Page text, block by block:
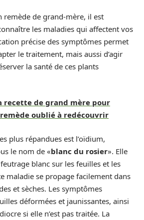
remède de grand-mère, il est
les maladies qui affectent vos
précise des symptômes permet
le traitement, mais aussi d’agir
la santé de ces plants
recette de grand mère pour
oublié à redécouvrir
plus répandues est l’oïdium,
le nom de «blanc du rosier». Elle
blanc sur les feuilles et les
maladie se propage facilement dans
et sèches. Les symptômes
déformées et jaunissantes, ainsi
si elle n’est pas traitée. La